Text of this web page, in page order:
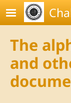
Skip to main
The
and